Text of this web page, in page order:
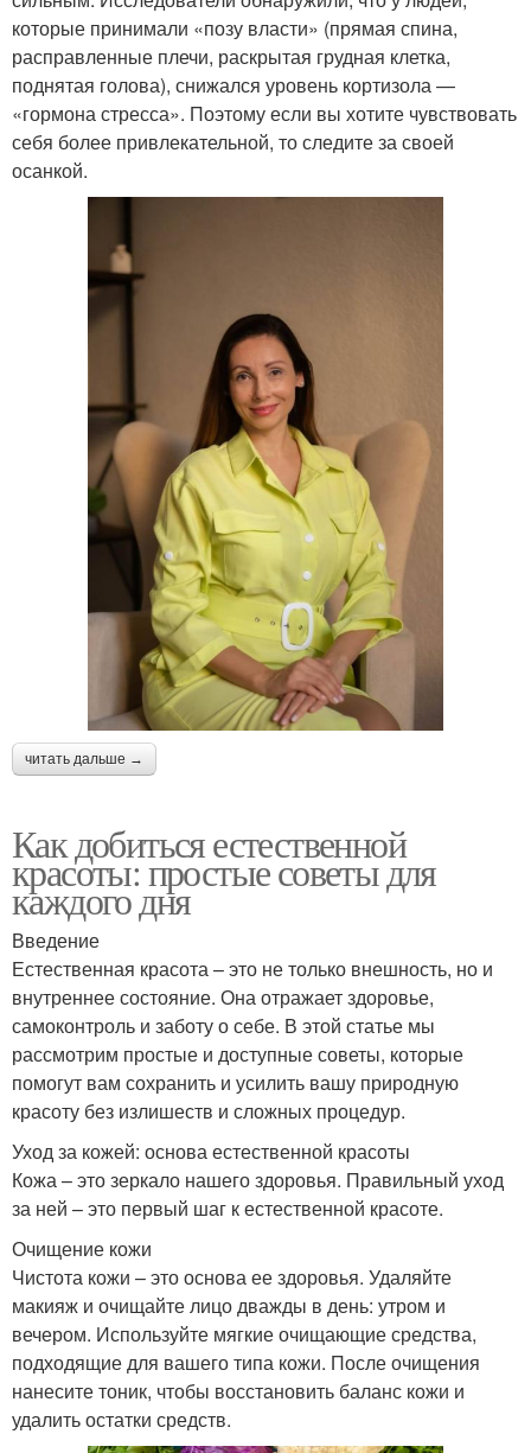
которые принимали «позу власти» (прямая спина,
расправленные плечи, раскрытая грудная клетка,
поднятая голова), снижался уровень кортизола —
«гормона стресса». Поэтому если вы хотите чувствовать
себя более привлекательной, то следите за своей
осанкой.
читать дальше →
Как добиться естественной
красоты: простые советы для
каждого дня
Введение
Естественная красота – это не только внешность, но и
внутреннее состояние. Она отражает здоровье,
самоконтроль и заботу о себе. В этой статье мы
рассмотрим простые и доступные советы, которые
помогут вам сохранить и усилить вашу природную
красоту без излишеств и сложных процедур.
Уход за кожей: основа естественной красоты
Кожа – это зеркало нашего здоровья. Правильный уход
за ней – это первый шаг к естественной красоте.
Очищение кожи
Чистота кожи – это основа ее здоровья. Удаляйте
макияж и очищайте лицо дважды в день: утром и
вечером. Используйте мягкие очищающие средства,
подходящие для вашего типа кожи. После очищения
нанесите тоник, чтобы восстановить баланс кожи и
удалить остатки средств.